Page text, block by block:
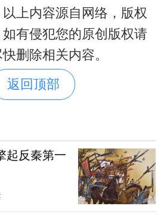
内容源自网络，版权
有侵犯您的原创版权请
删除相关内容。
返回顶部
起反秦第一